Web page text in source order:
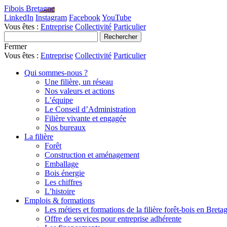
Fibois Bretagne
LinkedIn Instagram FacebookYouTube
Vous êtes : Entreprise Collectivité Particulier
Fermer
Vous êtes : Entreprise Collectivité Particulier
Qui sommes-nous ?
Une filière, un réseau
Nos valeurs et actions
L’équipe
Le Conseil d’Administration
Filière vivante et engagée
Nos bureaux
La filière
Forêt
Construction et aménagement
Emballage
Bois énergie
Les chiffres
L’histoire
Emplois & formations
Les métiers et formations de la filière forêt-bois en
Offre de services pour entreprise adhérente